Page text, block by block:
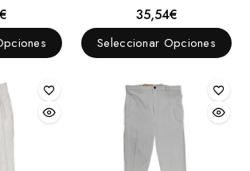
€
fuera
de
35,54€
Seleccionar Opciones